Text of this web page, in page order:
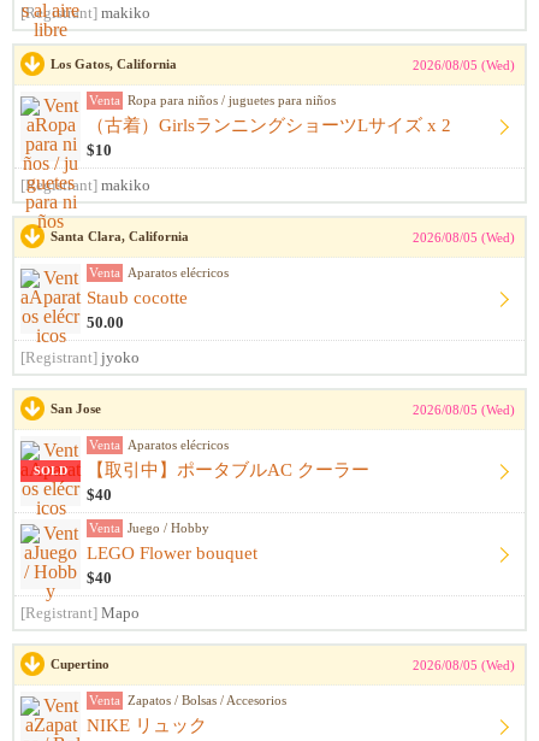
[Registrant] makiko
Los Gatos, California 2026/08/05 (Wed)
Venta Ropa para niños / juguetes para niños
（古着）GirlsランニングショーツLサイズ x 2
$10
[Registrant] makiko
Santa Clara, California 2026/08/05 (Wed)
Venta Aparatos elécricos
Staub cocotte
50.00
[Registrant] jyoko
San Jose 2026/08/05 (Wed)
SOLD
Venta Aparatos elécricos
【取引中】ポータブルAC クーラー
$40
Venta Juego / Hobby
LEGO Flower bouquet
$40
[Registrant] Mapo
Cupertino 2026/08/05 (Wed)
Venta Zapatos / Bolsas / Accesorios
NIKE リュック